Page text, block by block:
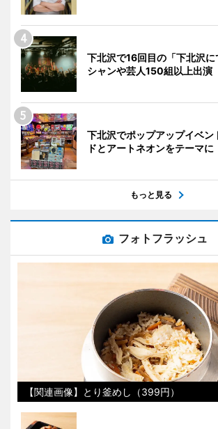
下北沢で16回目の「下北沢
シャンや芸人150組以上出演
下北沢でポップアップイベ
ドとアートネオンをテーマに
もっと見る
フォトフラッシュ
【関連画像】とり釜めし（399円）